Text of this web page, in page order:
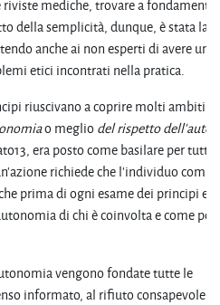
mediche, trovare a
della semplicità, dunque, è stata la
anche ai non esperti di avere uno
etici incontrati nella pratica.
riuscivano a coprire molti ambiti
o meglio delrispetto
era posto come basilare per tutti
richiede che l'individuo
prima di ogni esame dei principi
di chi è coinvolta e come
vengono fondate tutte le
informato, al rifiuto consapevole